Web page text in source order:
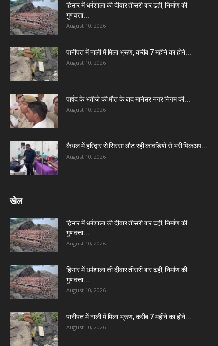
हिसार में धर्मशाला की दीवार तीसरी बार ढही, निर्माण की
गुणवत्ता...
August 10, 2026
पानीपत में नाली में मिला भ्रूण, करीब 7 महीने का होने...
August 10, 2026
पार्षद के भतीजे की मौत के बाद मानेसर नगर निगम की...
August 10, 2026
कैथल में हरिद्वार से सिरसा लौट रही कांवड़ियों से भरी पिकअप...
August 10, 2026
खेल
हिसार में धर्मशाला की दीवार तीसरी बार ढही, निर्माण की
गुणवत्ता...
August 10, 2026
हिसार में धर्मशाला की दीवार तीसरी बार ढही, निर्माण की
गुणवत्ता...
August 10, 2026
पानीपत में नाली में मिला भ्रूण, करीब 7 महीने का होने...
August 10, 2026